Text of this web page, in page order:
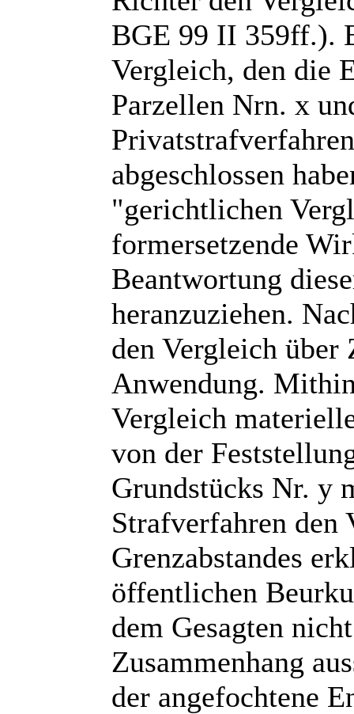
BGE 99 II 359ff.).
Vergleich, den die
Parzellen Nrn. x
abgeschlossen
"gerichtlichen
formersetzende
Beantwortung
heranzuziehen.
den Vergleich
Anwendung.
Vergleich
von der
Grundstücks Nr. y
Strafverfahren den
Grenzabstandes
öffentlichen
dem Gesagten
Zusammenhang
der angefochtene